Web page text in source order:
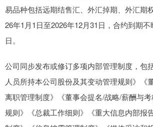
易品种包括远期结售汇、外汇掉期、外汇期
26年1月1日至2026年12月31日，合约到期
日。
公司同步发布或修订多项内部管理制度，包
人员所持本公司股份及其变动管理规则》《
离职管理制度》《董事会提名/战略/薪酬与
规则》《总裁工作细则》《重大信息内部报